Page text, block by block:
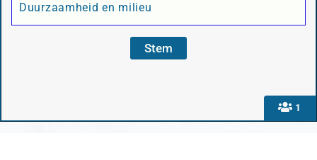
1
Duurzaamheid en milieu